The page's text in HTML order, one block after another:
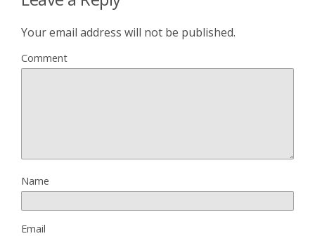
Your email address will not be published.
Comment
Name
Email